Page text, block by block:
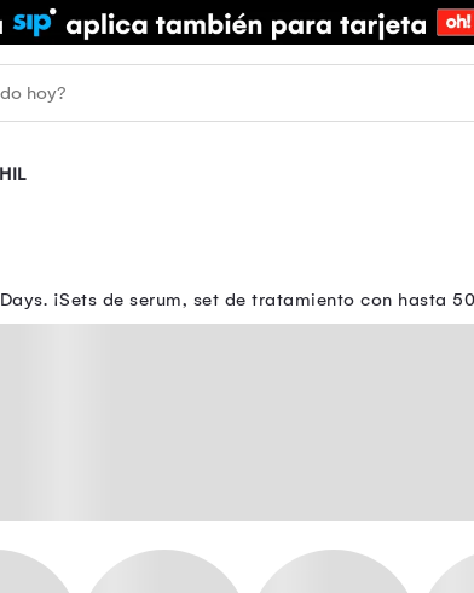
¡Sets de serum, set de tratamiento con hasta